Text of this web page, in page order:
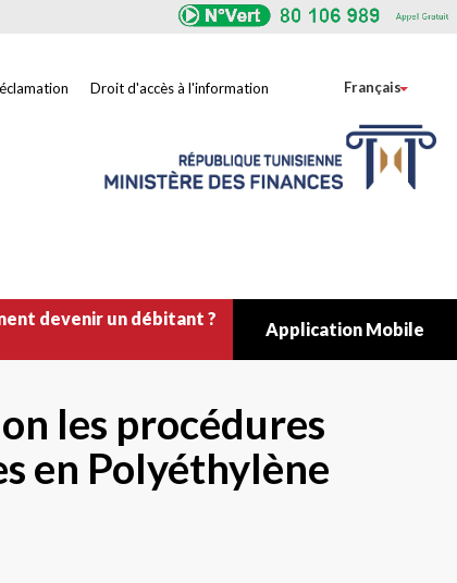
Français
Droit d'accès à l'information
devenir un débitant ?
Application Mobile
les procédures
en Polyéthylène